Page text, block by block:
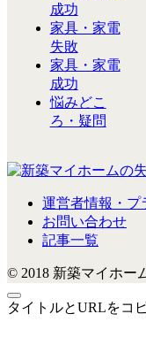
成功
家具・家電
失敗
家具・家電
成功
悩みどこ
ろ・疑問
運営者情報・プ
お問い合わせ
記事一覧
© 2018 新築マイホー
タイトルとURLをコ